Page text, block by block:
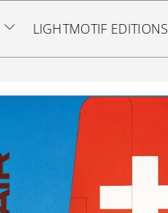
au contenu
LIGHTMOTIF EDITIONS